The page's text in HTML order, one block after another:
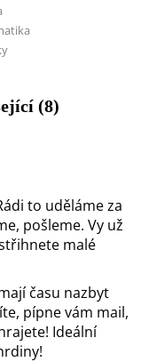
(8)
to uděláme za
pošleme. Vy už
malé
času nazbyt
pípne vám mail,
Ideální